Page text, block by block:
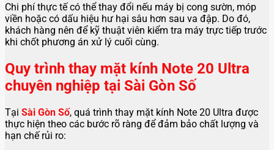
Chi phí thực tế có thể thay đổi nếu máy bị cong sườn, móp
viền hoặc có dấu hiệu hư hại sâu hơn sau va đập. Do đó,
khách hàng nên để kỹ thuật viên kiểm tra máy trực tiếp trước
khi chốt phương án xử lý cuối cùng.
Quy trình thay mặt kính Note 20 Ultra
chuyên nghiệp tại Sài Gòn Số
Tại Sài Gòn Số, quá trình thay mặt kính Note 20 Ultra được
thực hiện theo các bước rõ ràng để đảm bảo chất lượng và
hạn chế rủi ro: